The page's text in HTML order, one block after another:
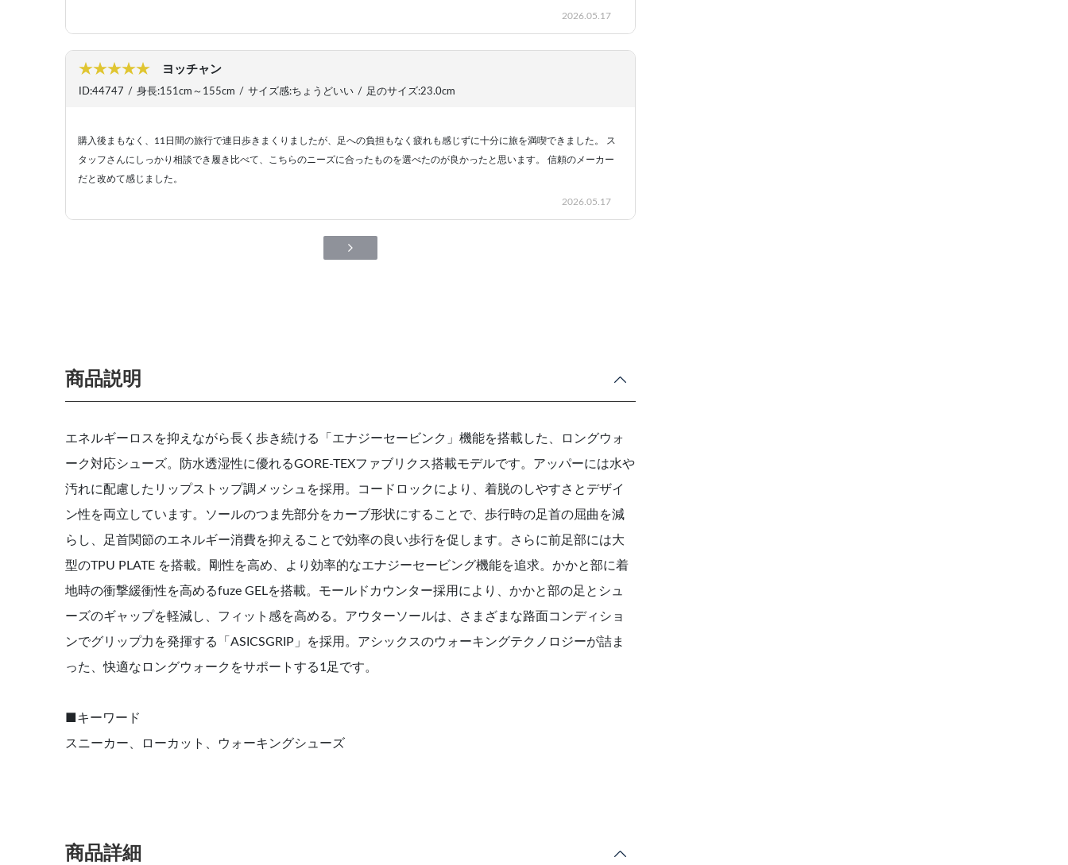
2026.05.17
ヨッチャン
ID:44747 / 身長:151cm～155cm / サイズ感:ちょうどいい / 足のサイズ:23.0cm
購入後まもなく、11日間の旅行で連日歩きまくりましたが、足への負担もなく疲れも感じずに十分に旅を満喫できました。 ス
タッフさんにしっかり相談でき履き比べて、こちらのニーズに合ったものを選べたのが良かったと思います。 信頼のメーカー
だと改めて感じました。
2026.05.17
商品説明
エネルギーロスを抑えながら長く歩き続ける「エナジーセービンク」機能を搭載した、ロングウォ
ーク対応シューズ。防水透湿性に優れるGORE-TEXファブリクス搭載モデルです。アッパーには水や
汚れに配慮したリップストップ調メッシュを採用。コードロックにより、着脱のしやすさとデザイ
ン性を両立しています。ソールのつま先部分をカーブ形状にすることで、歩行時の足首の屈曲を減
らし、足首関節のエネルギー消費を抑えることで効率の良い歩行を促します。さらに前足部には大
型のTPU PLATE を搭載。剛性を高め、より効率的なエナジーセービング機能を追求。かかと部に着
地時の衝撃緩衝性を高めるfuze GELを搭載。モールドカウンター採用により、かかと部の足とシュ
ーズのギャップを軽減し、フィット感を高める。アウターソールは、さまざまな路面コンディショ
ンでグリップ力を発揮する「ASICSGRIP」を採用。アシックスのウォーキングテクノロジーが詰ま
った、快適なロングウォークをサポートする1足です。
■キーワード
スニーカー、ローカット、ウォーキングシューズ
商品詳細